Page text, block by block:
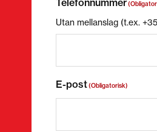
Telefonnummer
Utan mellanslag (t.ex.
E-post(Obligatorisk)